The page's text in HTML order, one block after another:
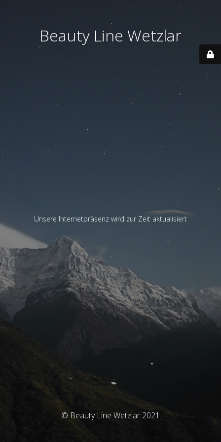
Beauty Line Wetzlar
Unsere Internetpräsenz wird zur Zeit aktualisiert
© Beauty Line Wetzlar 2021